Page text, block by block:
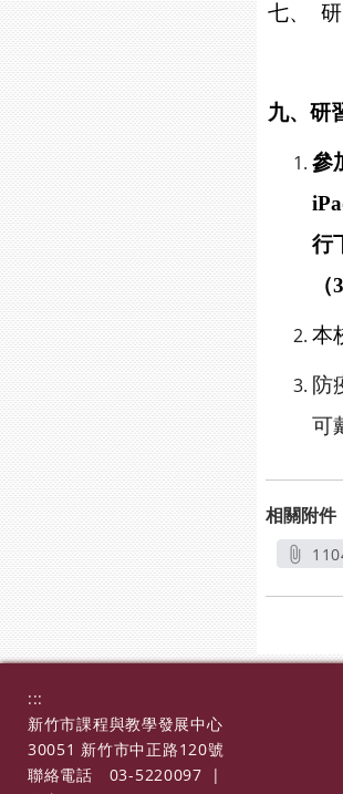
七、 研
至
九、研
參
行
本
防
可
相關附件
:::
新竹市課程與教學發展中心
30051 新竹市中正路120號
聯絡電話
03-5220097
|